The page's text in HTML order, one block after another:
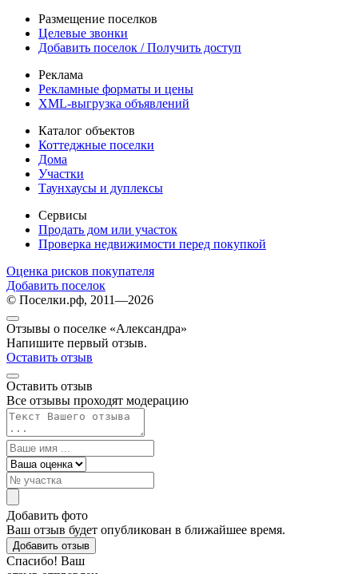
Размещение поселков
Целевые звонки
Добавить поселок / Получить доступ
Реклама
Рекламные форматы и цены
XML-выгрузка объявлений
Каталог объектов
Коттеджные поселки
Дома
Участки
Таунхаусы и дуплексы
Сервисы
Продать дом или участок
Проверка недвижимости перед покупкой
Оценка рисков покупателя
Добавить поселок
© Поселки.рф, 2011—2026
Отзывы о поселке «Александра»
Напишите первый отзыв.
Оставить отзыв
Оставить отзыв
Все отзывы проходят модерацию
Добавить фото
Ваш отзыв будет опубликован в ближайшее время.
Добавить отзыв
Спасибо! Ваш